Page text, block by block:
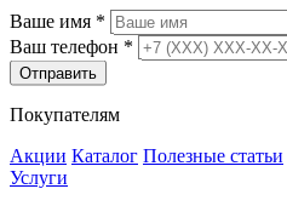
Ваше имя *
Ваш телефон *
Отправить
Покупателям
Акции Каталог Полезные статьи
Услуги